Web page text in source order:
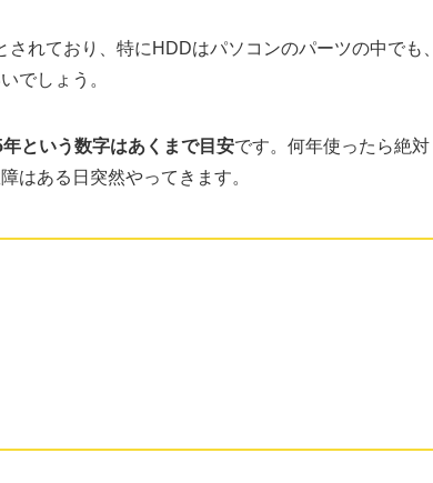
されており、特にHDDはパソコンのパーツの中でも、
でしょう。
という数字はあくまで目安です。何年使ったら絶対
はある日突然やってきます。